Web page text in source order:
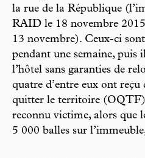
la rue de la République
RAID le 18 novembre
13 novembre). Ceux-ci
pendant une semaine, puis
l’hôtel sans garanties de
quatre d’entre eux ont reçu
quitter le territoire
reconnu victime, alors que
5 000 balles sur